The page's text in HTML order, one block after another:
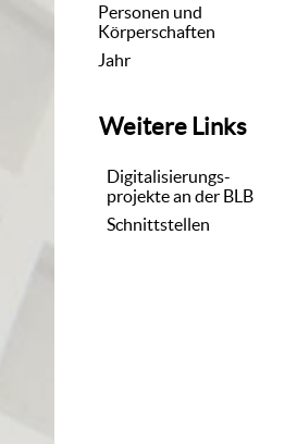
Personen und
Körperschaften
Jahr
Weitere Links
Digitalisierungs-
projekte an der BLB
Schnittstellen